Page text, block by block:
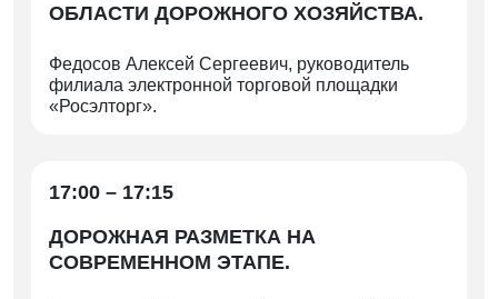
ОБЛАСТИ ДОРОЖНОГО ХОЗЯЙСТВА.
Федосов Алексей Сергеевич, руководитель
филиала электронной торговой площадки
«Росэлторг».
17:00 – 17:15
ДОРОЖНАЯ РАЗМЕТКА НА
СОВРЕМЕННОМ ЭТАПЕ.